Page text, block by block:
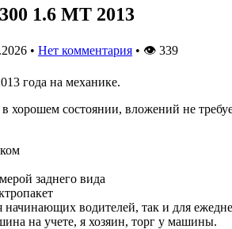
1.6 MT 2013
• Нет комментария • 👁 339
года на механике.
хорошем состоянии, вложений не
заднего вида
водителей, так и для
на учете, я хозяин, торг у машины.